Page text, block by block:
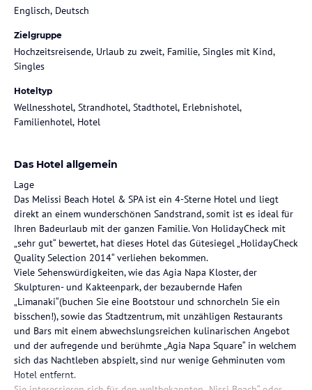
Englisch, Deutsch
Zielgruppe
Hochzeitsreisende, Urlaub zu zweit, Familie, Singles mit Kind,
Singles
Hoteltyp
Wellnesshotel, Strandhotel, Stadthotel, Erlebnishotel,
Familienhotel, Hotel
Das Hotel allgemein
Lage
Das Melissi Beach Hotel & SPA ist ein 4-Sterne Hotel und liegt
direkt an einem wunderschönen Sandstrand, somit ist es ideal für
Ihren Badeurlaub mit der ganzen Familie. Von HolidayCheck mit
„sehr gut“ bewertet, hat dieses Hotel das Gütesiegel „HolidayCheck
Quality Selection 2014“ verliehen bekommen.
Viele Sehenswürdigkeiten, wie das Agia Napa Kloster, der
Skulpturen- und Kakteenpark, der bezaubernde Hafen
„Limanaki“(buchen Sie eine Bootstour und schnorcheln Sie ein
bisschen!), sowie das Stadtzentrum, mit unzähligen Restaurants
und Bars mit einem abwechslungsreichen kulinarischen Angebot
und der aufregende und berühmte „Agia Napa Square“ in welchem
sich das Nachtleben abspielt, sind nur wenige Gehminuten vom
Hotel entfernt.